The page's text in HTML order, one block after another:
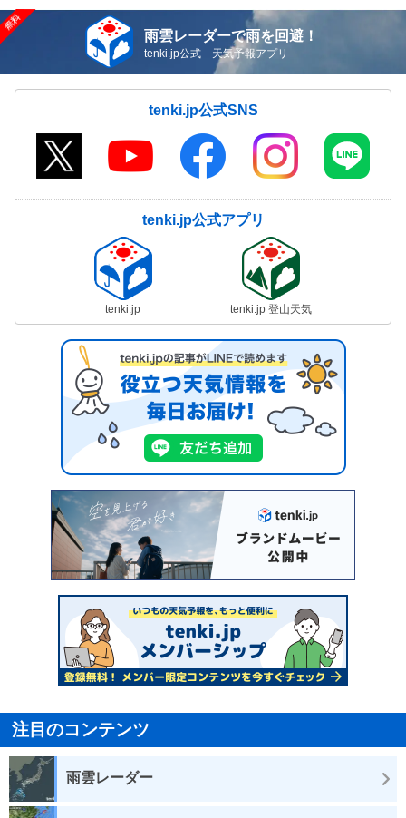
雨雲レーダーで雨を回避！
tenki.jp公式 天気予報アプリ
tenki.jp公式SNS
tenki.jp公式アプリ
tenki.jp tenki.jp 登山天気
注目のコンテンツ
雨雲レーダー